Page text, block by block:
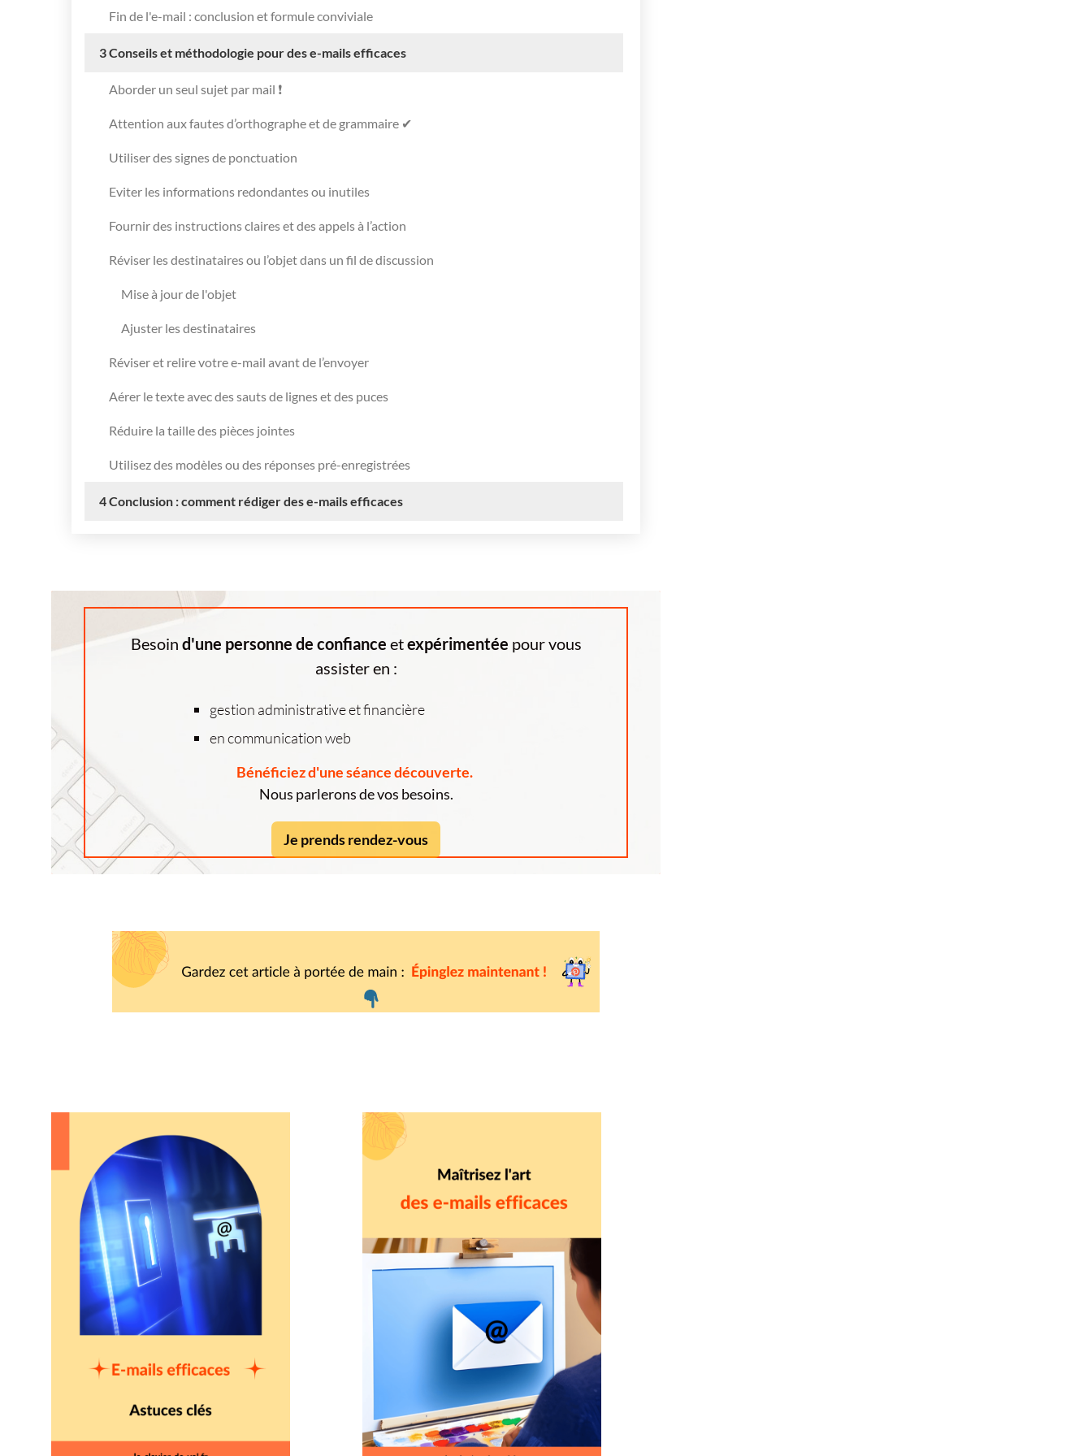
Fin de l'e-mail : conclusion et formule conviviale
3Conseils et méthodologie pour des e-mails efficaces
Aborder un seul sujet par mail ❗
Attention aux fautes d’orthographe et de grammaire ✔
Utiliser des signes de ponctuation
Eviter les informations redondantes ou inutiles
Fournir des instructions claires et des appels à l’action
Réviser les destinataires ou l’objet dans un fil de discussion
Mise à jour de l'objet
Ajuster les destinataires
Réviser et relire votre e-mail avant de l’envoyer
Aérer le texte avec des sauts de lignes et des puces
Réduire la taille des pièces jointes
Utilisez des modèles ou des réponses pré-enregistrées
4Conclusion : comment rédiger des e-mails efficaces
Besoin d'une personne de confiance etexpérimentée pour vous
assister en :
gestion administrative et financière
en communication web
Bénéficiez d'une séance découverte.
Nous parlerons de vos besoins.
Je prends rendez-vous